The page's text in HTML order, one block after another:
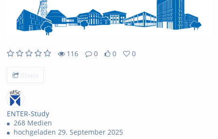
116
0
0
0
Share
ENTER-Study
268 Medien
hochgeladen 29. September 2025